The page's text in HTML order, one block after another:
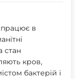
працює в
стан
кров,
бактерій і